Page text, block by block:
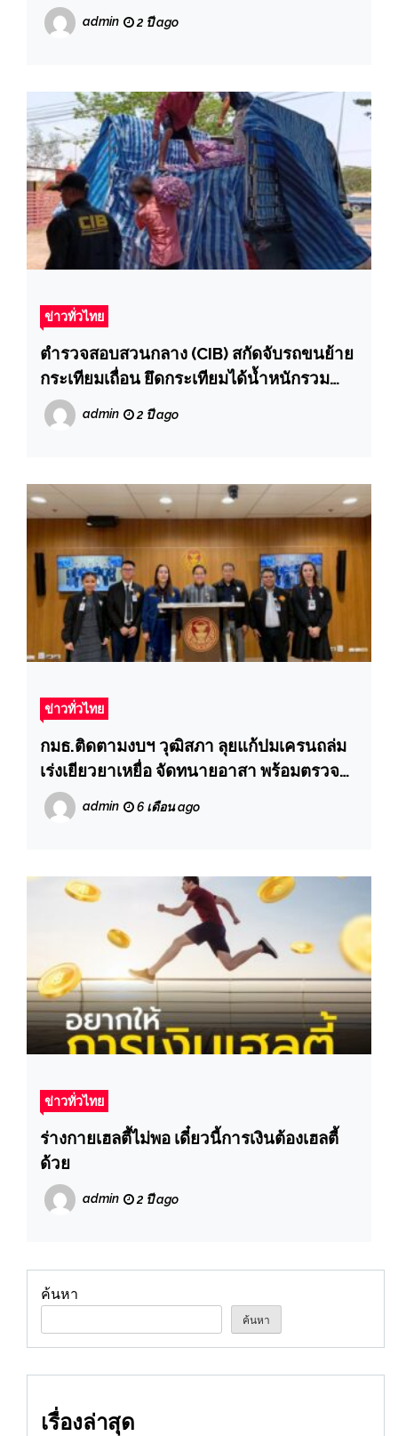
admin 2 ปี ago
ข่าวทั่วไทย
ตำรวจสอบสวนกลาง (CIB) สกัดจับรถขนย้าย
กระเทียมเถื่อน ยึดกระเทียมได้น้ำหนักรวม
4,500 กิโลกรัม
admin 2 ปี ago
ข่าวทั่วไทย
กมธ.ติดตามงบฯ วุฒิสภา ลุยแก้ปมเครนถล่ม
เร่งเยียวยาเหยื่อ จัดทนายอาสา พร้อมตรวจ
รากเหง้าปัญหางบ–ความปลอดภัย
admin 6 เดือน ago
ข่าวทั่วไทย
ร่างกายเฮลตี้ไม่พอ เดี๋ยวนี้การเงินต้องเฮลตี้
ด้วย
admin 2 ปี ago
ค้นหา
ค้นหา
เรื่องล่าสุด